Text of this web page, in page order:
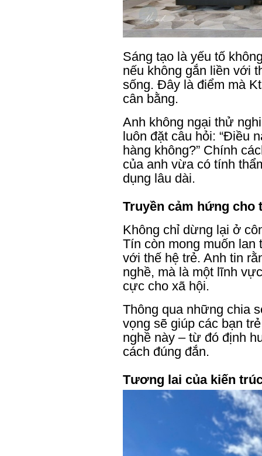
Sáng tạo là yếu tố
nếu không gắn liền với
sống. Đây là điểm mà
cân bằng.
Anh không ngại thử
luôn đặt câu hỏi: “Điều
hàng không?” Chính
của anh vừa có tính
dụng lâu dài.
Truyền cảm hứng cho
Không chỉ dừng lại ở
Tín còn mong muốn lan
với thế hệ trẻ. Anh tin
nghề, mà là một lĩnh
cực cho xã hội.
Thông qua những chia
vọng sẽ giúp các bạn
nghề này – từ đó định
cách đúng đắn.
Tương lai của kiến